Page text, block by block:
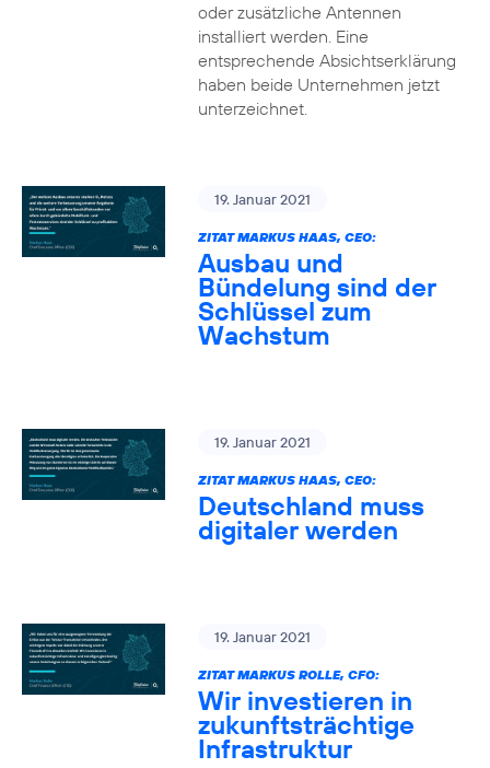
oder zusätzliche Antennen
installiert werden. Eine
entsprechende Absichtserklärung
haben beide Unternehmen jetzt
unterzeichnet.
19. Januar 2021
ZITAT MARKUS HAAS, CEO:
Ausbau und
Bündelung sind der
Schlüssel zum
Wachstum
19. Januar 2021
ZITAT MARKUS HAAS, CEO:
Deutschland muss
digitaler werden
19. Januar 2021
ZITAT MARKUS ROLLE, CFO:
Wir investieren in
zukunftsträchtige
Infrastruktur